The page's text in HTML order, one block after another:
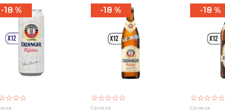
18 %
☆☆☆
18 %
☆☆☆☆☆
Cerveza
18 %
☆☆☆☆☆
Cerveza